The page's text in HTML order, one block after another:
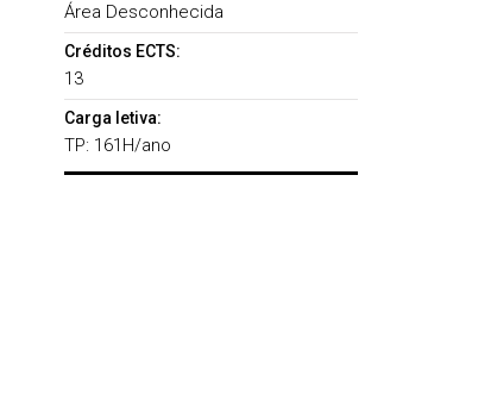
Área Desconhecida
Créditos ECTS:
13
Carga letiva:
TP: 161H/ano